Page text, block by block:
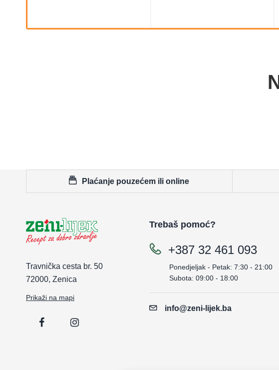
Plaćanje pouzećem ili online
Travnička cesta br. 50
72000, Zenica
Prikaži na mapi
Trebaš pomoć?
+387 32 461 093
Ponedjeljak - Petak: 7:30 - 21:00
Subota: 09:00 - 18:00
info@zeni-lijek.ba